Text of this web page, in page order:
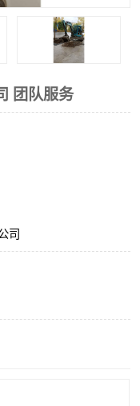
团队服务
司